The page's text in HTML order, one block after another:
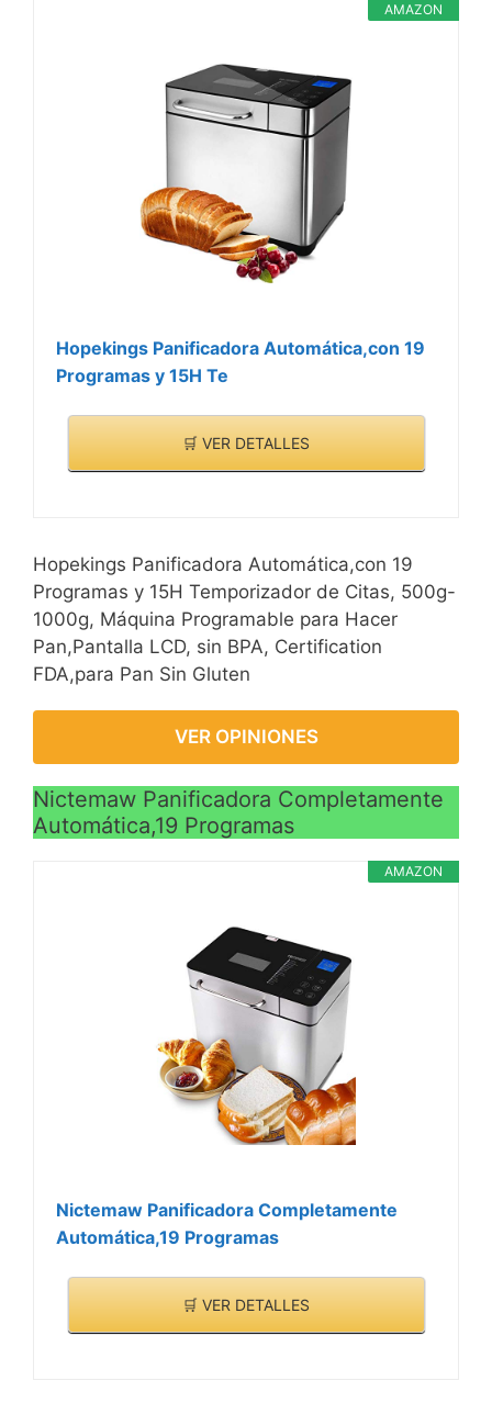
AMAZON
Hopekings Panificadora Automática,con 19
Programas y 15H Te
🛒 VER DETALLES
Hopekings Panificadora Automática,con 19
Programas y 15H Temporizador de Citas, 500g-
1000g, Máquina Programable para Hacer
Pan,Pantalla LCD, sin BPA, Certification
FDA,para Pan Sin Gluten
VER OPINIONES
Nictemaw Panificadora Completamente
Automática,19 Programas
AMAZON
Nictemaw Panificadora Completamente
Automática,19 Programas
🛒 VER DETALLES